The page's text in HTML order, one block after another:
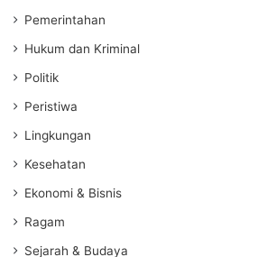
Pemerintahan
Hukum dan Kriminal
Politik
Peristiwa
Lingkungan
Kesehatan
Ekonomi & Bisnis
Ragam
Sejarah & Budaya